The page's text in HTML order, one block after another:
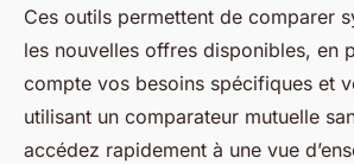
Ces outils permettent de comparer
les nouvelles offres disponibles, en
compte vos besoins spécifiques et
utilisant un comparateur mutuelle
accédez rapidement à une vue